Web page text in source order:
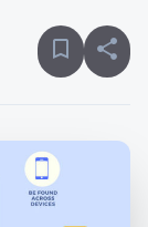
bookmark_border share